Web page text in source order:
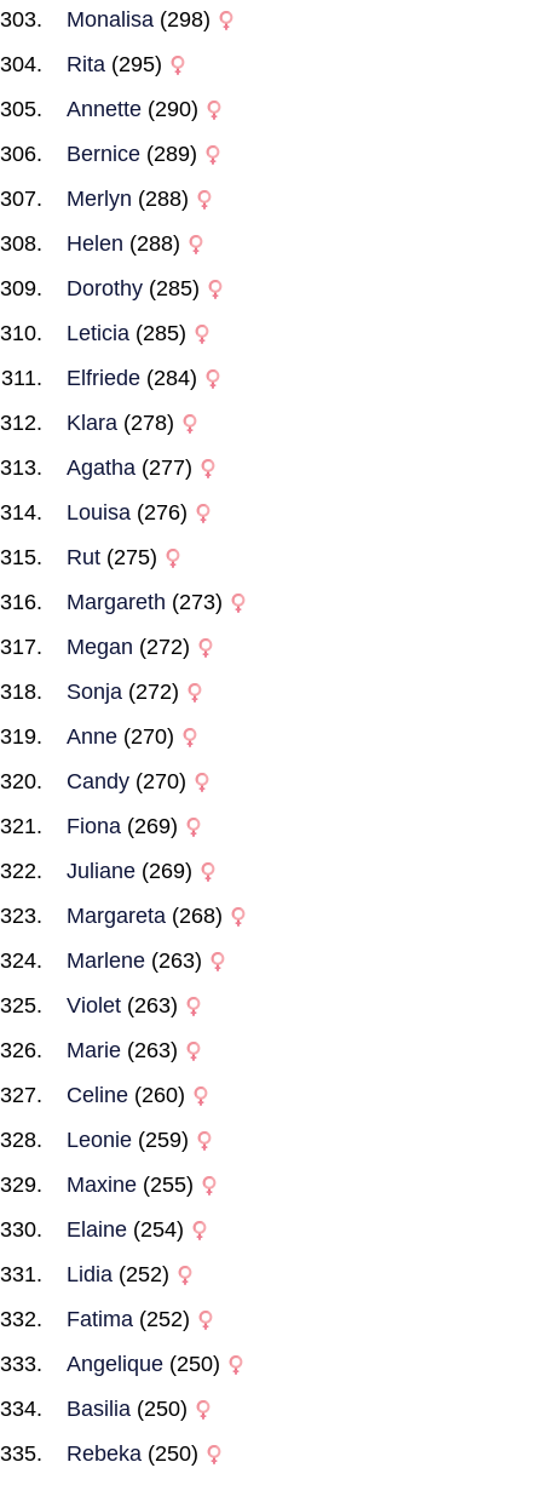
Monalisa (298)
Rita (295)
Annette (290)
Bernice (289)
Merlyn (288)
Helen (288)
Dorothy (285)
Leticia (285)
Elfriede (284)
Klara (278)
Agatha (277)
Louisa (276)
Rut (275)
Margareth (273)
Megan (272)
Sonja (272)
Anne (270)
Candy (270)
Fiona (269)
Juliane (269)
Margareta (268)
Marlene (263)
Violet (263)
Marie (263)
Celine (260)
Leonie (259)
Maxine (255)
Elaine (254)
Lidia (252)
Fatima (252)
Angelique (250)
Basilia (250)
Rebeka (250)